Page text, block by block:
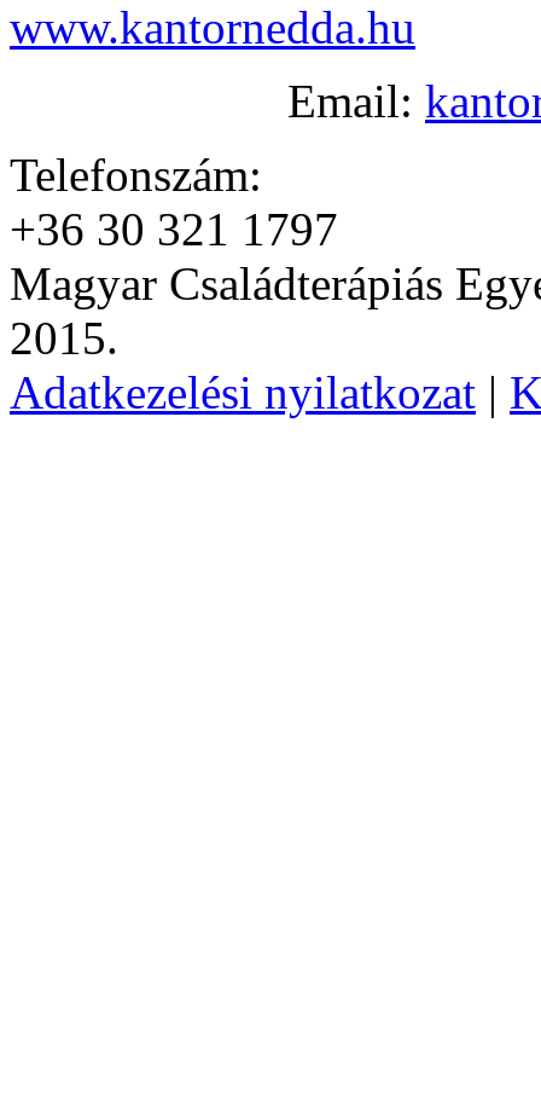
www.kantornedda.hu
Email:
Telefonszám:
+36 30 321 1797
Magyar Családterápiás
2015.
Adatkezelési nyilatkozat |